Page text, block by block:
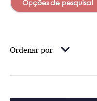
Opções de pesquisa!
Ordenar por